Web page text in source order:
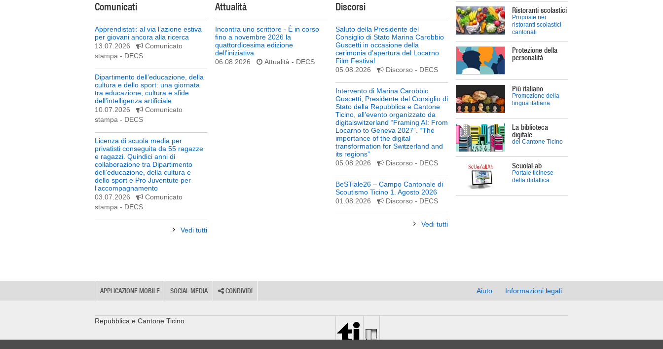
Comunicati
Apprendistati: al via l’azione estiva
per giovani ancora alla ricerca
13.07.2026
Comunicato
stampa - DECS
Dipartimento dell’educazione, della
cultura e dello sport: una giornata
tra educazione, cultura e sfide
dell'intelligenza artificiale
10.07.2026
Comunicato
stampa - DECS
Licenza di scuola media per
privatisti conseguita da 55 ragazze
e ragazzi. Quindici anni di
collaborazione tra Dipartimento
dell’educazione, della cultura e
dello sport e Pro Juventute per
l’accompagnamento
03.07.2026
Comunicato
stampa - DECS
Vedi tutti
Attualità
Incontra uno scrittore - È in corso
fino a novembre 2026 la
quattordicesima edizione
dell’iniziativa
06.08.2026
Attualità - DECS
Discorsi
Saluto della Presidente del
Consiglio di Stato Marina Carobbio
Guscetti in occasione della
cerimonia d’apertura del Locarno
Film Festival
05.08.2026
Discorso - DECS
Intervento di Marina Carobbio
Guscetti, Presidente del Consiglio di
Stato della Repubblica e Cantone
Ticino, all’evento organizzato da
digitalswitzerland “Framing AI: From
Locarno to Geneva 2027”. “The
importance of the digital
transformation for Switzerland and
its regions”
05.08.2026
Discorso - DECS
BeSTiale26 – Campo Cantonale di
Scoutismo Ticino 1. Agosto 2026
01.08.2026
Discorso - DECS
Vedi tutti
Ristoranti scolastici
Proposte nei
ristoranti scolastici
cantonali
Protezione della
personalità
Più italiano
Promozione della
lingua italiana
La biblioteca
digitale
del Cantone Ticino
ScuolaLab
Portale ticinese
della didattica
APPLICAZIONE MOBILE SOCIAL MEDIA CONDIVIDI Aiuto Informazioni legali
Repubblica e Cantone Ticino